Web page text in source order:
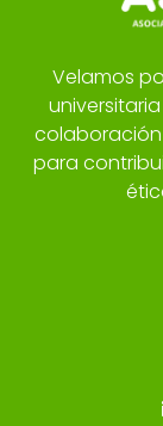
Velamos
para